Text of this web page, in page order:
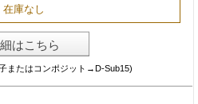
在庫なし
はこちら
またはコンポジット→D-Sub15)